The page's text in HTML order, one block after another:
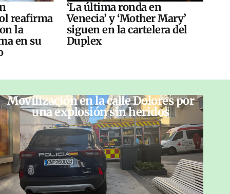
reafirma
la
en su
‘La última ronda en
Venecia’ y ‘Mother Mary’
siguen en la cartelera del
Duplex
Movilización en la calle Dolores por
una explosión sin heridos